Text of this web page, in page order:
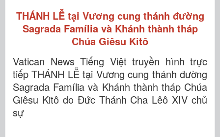
THÁNH LỄ tại Vương cung thánh đường
Sagrada Família và Khánh thành tháp
Chúa Giêsu Kitô
Vatican News Tiếng Việt truyền hình trực
tiếp THÁNH LỄ tại Vương cung thánh đường
Sagrada Família và Khánh thành tháp Chúa
Giêsu Kitô do Đức Thánh Cha Lêô XIV chủ
sự